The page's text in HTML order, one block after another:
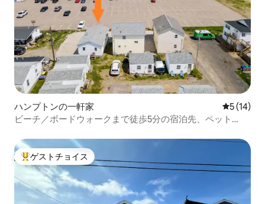
ハンプトンの一軒家 レビュー
5 (14)
ビーチ／ボードウォークまで徒歩5分の宿泊先、ペット
大好評のゲストチョイスです。
ゲストチョイス